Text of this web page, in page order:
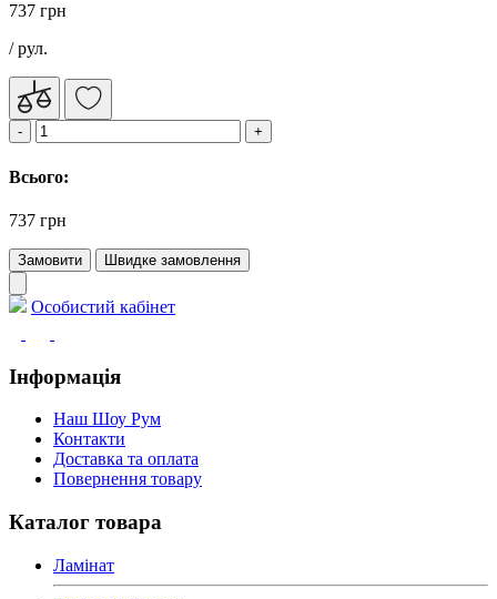
737 грн
/ рул.
Всього:
737 грн
Замовити Швидке замовлення
Особистий кабінет
Інформація
Наш Шоу Рум
Контакти
Доставка та оплата
Повернення товару
Каталог товара
Ламінат